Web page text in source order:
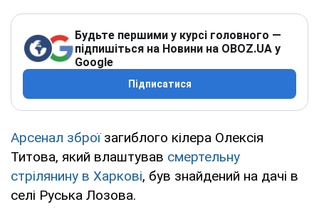
Будьте першими у курсі головного —
підпишіться на Новини на OBOZ.UA у
Google
Підписатися
Арсенал зброїзагиблого кілера Олексія
Титова, який влаштував смертельну
стрілянину в Харкові, був знайдений на дачі в
селі Руська Лозова.